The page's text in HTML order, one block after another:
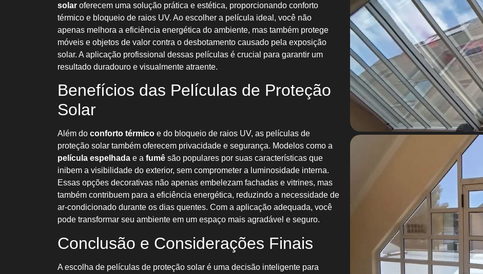
solar oferecem uma solução prática e estética, proporcionando conforto
térmico e bloqueio de raios UV. Ao escolher a película ideal, você não
apenas melhora a eficiência energética do ambiente, mas também protege
móveis e objetos de valor contra o desbotamento causado pela exposição
solar. A aplicação profissional dessas películas é crucial para garantir um
resultado duradouro e visualmente atraente.
Benefícios das Películas de Proteção
Solar
Além do conforto térmico e do bloqueio de raios UV, as películas de
proteção solar também oferecem privacidade e segurança. Modelos como a
película espelhada e a fumê são populares por suas características que
inibem a visibilidade do exterior, sem comprometer a luminosidade interna.
Essas opções decorativas não apenas embelezam fachadas e vitrines, mas
também contribuem para a eficiência energética, reduzindo a necessidade de
ar-condicionado durante os dias quentes. Com a aplicação adequada, você
pode transformar seu ambiente em um espaço mais agradável e seguro.
Conclusão e Considerações Finais
A escolha de películas de proteção solar é uma decisão inteligente para